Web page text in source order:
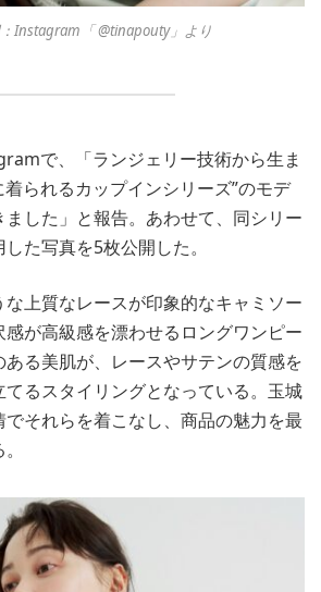
Instagram「 @tinapouty」より
で、「ランジェリー技術から生ま
られるカップインシリーズ”のモデ
した」と報告。あわせて、同シリー
た写真を5枚公開した。
上質なレースが印象的なキャミソー
が高級感を漂わせるロングワンピー
る美肌が、レースやサテンの質感を
てるスタイリングとなっている。玉城
それらを着こなし、商品の魅力を最